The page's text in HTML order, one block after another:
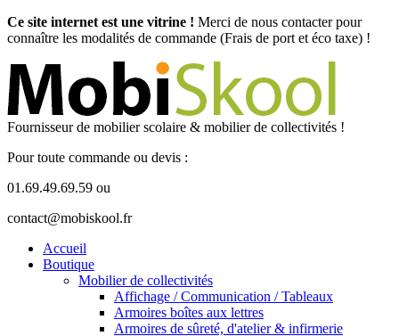
Ce site internet est une vitrine ! Merci de nous contacter pour
connaître les modalités de commande (Frais de port et éco taxe) !
Fournisseur de mobilier scolaire & mobilier de collectivités !
Pour toute commande ou devis :
01.69.49.69.59 ou
contact@mobiskool.fr
Accueil
Boutique
Mobilier de collectivités
Affichage / Communication / Tableaux
Armoires boîtes aux lettres
Armoires de sûreté, d'atelier & infirmerie